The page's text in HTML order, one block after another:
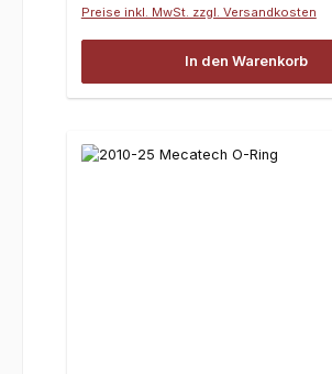
Preise inkl. MwSt. zzgl. Versandkosten
In den Warenkorb